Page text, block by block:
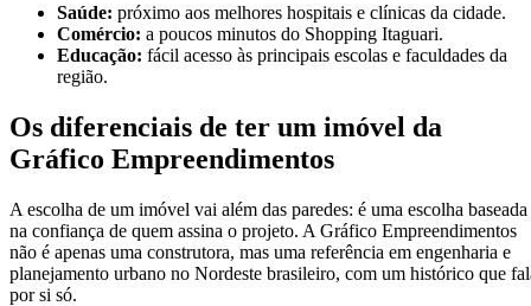
Saúde: próximo aos melhores hospitais e clínicas da cidade.
Comércio: a poucos minutos do Shopping Itaguari.
Educação: fácil acesso às principais escolas e faculdades da
região.
Os diferenciais de ter um imóvel da
Gráfico Empreendimentos
A escolha de um imóvel vai além das paredes: é uma escolha baseada
na confiança de quem assina o projeto. A Gráfico Empreendimentos
não é apenas uma construtora, mas uma referência em engenharia e
planejamento urbano no Nordeste brasileiro, com um histórico que
por si só.